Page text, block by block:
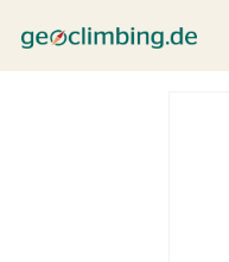
< zurück